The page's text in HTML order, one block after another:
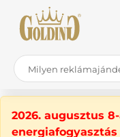
2026. augusztus